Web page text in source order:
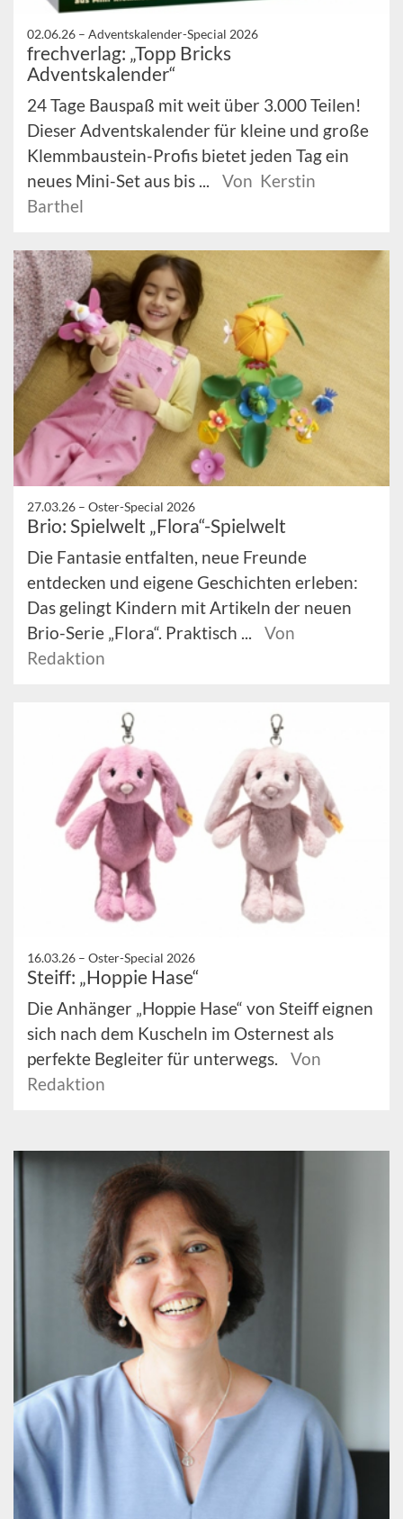
02.06.26 – Adventskalender-Special 2026
frechverlag: „Topp Bricks
Adventskalender“
24 Tage Bauspaß mit weit über 3.000 Teilen!
Dieser Adventskalender für kleine und große
Klemmbaustein-Profis bietet jeden Tag ein
neues Mini-Set aus bis ...
Von Kerstin
Barthel
27.03.26 – Oster-Special 2026
Brio: Spielwelt „Flora“-Spielwelt
Die Fantasie entfalten, neue Freunde
entdecken und eigene Geschichten erleben:
Das gelingt Kindern mit Artikeln der neuen
Brio-Serie „Flora“. Praktisch ...
Von
Redaktion
16.03.26 – Oster-Special 2026
Steiff: „Hoppie Hase“
Die Anhänger „Hoppie Hase“ von Steiff eignen
sich nach dem Kuscheln im Osternest als
perfekte Begleiter für unterwegs.
Von
Redaktion